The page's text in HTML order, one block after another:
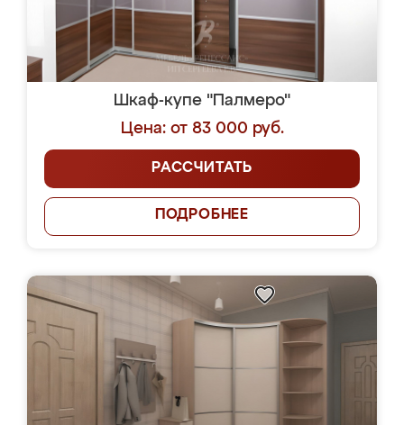
Шкаф-купе "Палмеро"
Цена: от 83 000 руб.
РАССЧИТАТЬ
ПОДРОБНЕЕ